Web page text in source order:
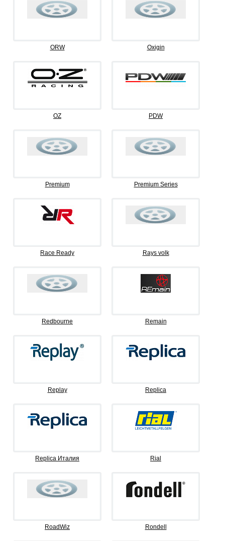
ORW Oxigin
OZ PDW
Premium Premium Series
Race Ready Rays volk
Redbourne Remain
Replay Replica
Replica Италия Rial
RoadWiz Rondell